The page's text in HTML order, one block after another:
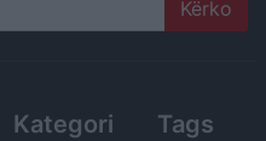
Kategori Tags